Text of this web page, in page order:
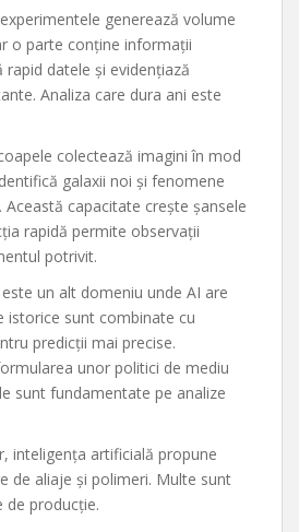
generează volume
o parte conține informații
rapid datele și evidențiază
Analiza care dura ani este
colectează imagini în mod
galaxii noi și fenomene
capacitate crește șansele
rapidă permite observații
potrivit.
un alt domeniu unde AI are
istorice sunt combinate cu
predicții mai precise.
unor politici de mediu
sunt fundamentate pe analize
inteligența artificială propune
de aliaje și polimeri. Multe sunt
de producție.